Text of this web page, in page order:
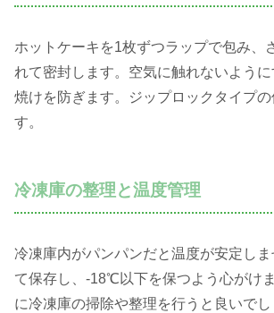
ホットケーキを1枚ずつラップで包み、
れて密封します。空気に触れないよう
焼けを防ぎます。ジップロックタイプ
す。
冷凍庫の整理と温度管理
冷凍庫内がパンパンだと温度が安定し
て保存し、-18℃以下を保つよう心がけ
に冷凍庫の掃除や整理を行うと良いで